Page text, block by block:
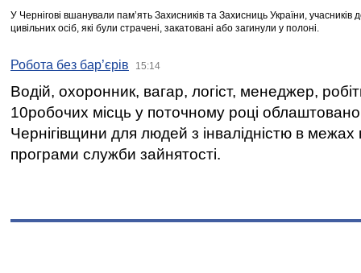
У Чернігові вшанували пам’ять Захисників та Захисниць України,
цивільних осіб, які були страчені, закатовані або загинули у полоні.
Робота без бар’єрів 15:14
Водій, охоронник, вагар, логіст, менеджер,
10робочих місць у поточному році
Чернігівщини для людей з інвалідністю в межах
програми служби зайнятості.